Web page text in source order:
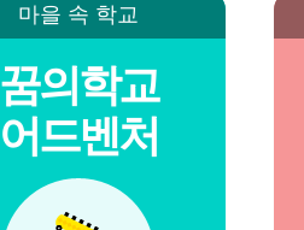
마을 속 학교
꿈의학교
어드벤처